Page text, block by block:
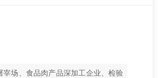
场、食品肉产品深加工企业、检验